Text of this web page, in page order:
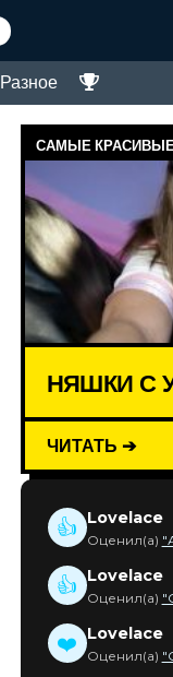
Разное
САМЫЕ
НЯШКИ С
ЧИТАТЬ ➔
👍 Lovelace
Оценил(а)
👍 Lovelace
Оценил(а)
❤️ Lovelace
Оценил(а)